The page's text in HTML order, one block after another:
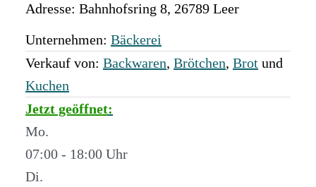
Adresse: Bahnhofsring 8, 26789 Leer
Unternehmen: Bäckerei
Verkauf von: Backwaren, Brötchen, Brot und
Kuchen
Jetzt geöffnet:
Mo.
07:00 - 18:00
Di.